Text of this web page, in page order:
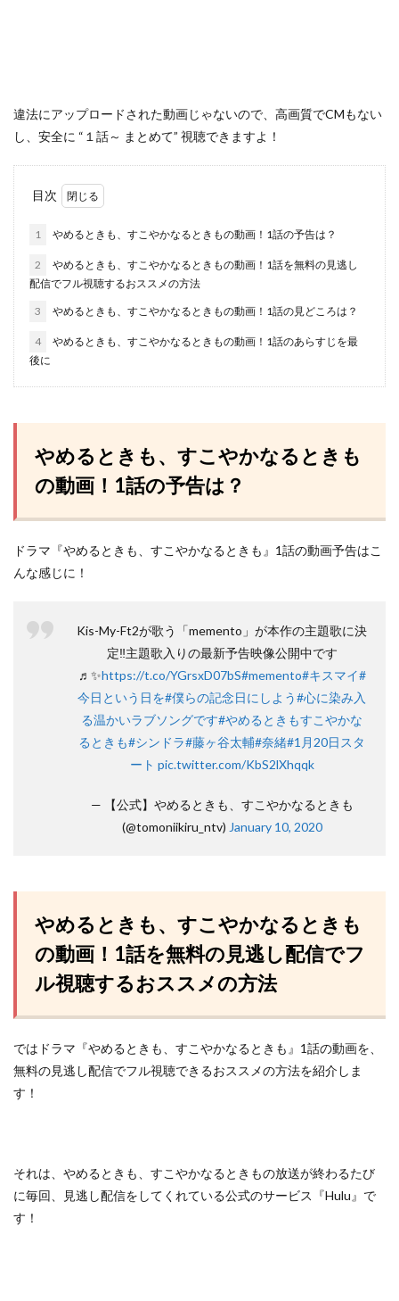
違法にアップロードされた動画じゃないので 、高画質でCMもない
し、安全に “１話～ まとめて” 視聴できますよ！
目次
1 やめるときも、すこやかなるときもの動画！1話の予告は？
2
やめるときも、すこやかなるときもの動画！1話を無料の見逃し
配信でフル視聴するおススメの方法
3 やめるときも、すこやかなるときもの動画！1話の見どころは？
4
やめるときも、すこやかなるときもの動画！1話のあらすじを最
後に
やめるときも、すこやかなるときも
の動画！1話の予告は？
ドラマ『やめるときも、すこやかなるときも』1話の動画予告はこ
んな感じに！
Kis-My-Ft2が歌う「memento」が本作の主題歌に決
定‼️主題歌入りの最新予告映像公開中です
♬✨https://t.co/YGrsxD07bS#memento#キスマイ#
今日という日を#僕らの記念日にしよう#心に染み入
る温かいラブソングです#やめるときもすこやかな
るときも#シンドラ#藤ヶ谷太輔#奈緒#1月20日スタ
ート pic.twitter.com/KbS2lXhqqk
— 【公式】やめるときも、すこやかなるときも
(@tomoniikiru_ntv) January 10, 2020
やめるときも、すこやかなるときも
の動画！1話を無料の見逃し配信でフ
ル視聴するおススメの方法
ではドラマ『やめるときも、すこやかなるときも』1話の動画を、
無料の見逃し配信でフル視聴できるおススメの方法を紹介しま
す！
それは、やめるときも、すこやかなるときもの放送が終わるたび
に毎回、見逃し配信をしてくれている公式のサービス『Hulu』 で
す！